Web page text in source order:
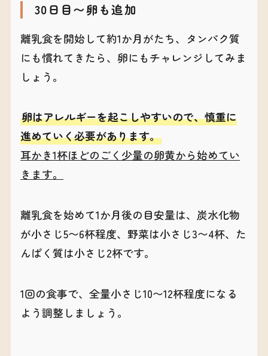
30日目〜卵も追加
離乳食を開始して約1か月がたち、タンパク質
にも慣れてきたら、卵にもチャレンジしてみま
しょう。
卵はアレルギーを起こしやすいので、慎重に
進めていく必要があります。
耳かき1杯ほどのごく少量の卵黄から始めてい
きます。
離乳食を始めて1か月後の目安量は、炭水化物
が小さじ5〜6杯程度、野菜は小さじ3〜4杯、た
んぱく質は小さじ2杯です。
1回の食事で、全量小さじ10〜12杯程度になる
よう調整しましょう。